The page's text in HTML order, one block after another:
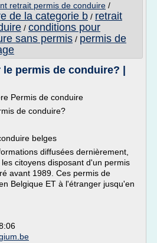
retrait permis de conduire /
de la categorie b / retrait
/ conditions pour
sans permis / permis de
permis de conduire? |
Permis de conduire
de conduire?
belges
diffusées dernièrement,
citoyens disposant d'un permis
avant 1989. Ces permis de
Belgique ET à l'étranger jusqu'en